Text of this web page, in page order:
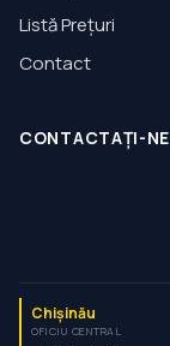
Listă Prețuri
Contact
CONTACTAȚI-NE
Chișinău
OFICIU CENTRAL